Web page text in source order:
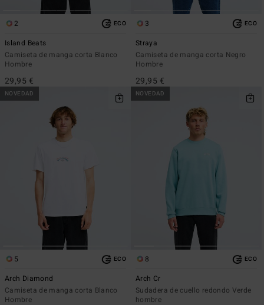
2 ECO
Island Beats
Camiseta de manga corta Blanco
Hombre
29,95 €
3 ECO
Straya
Camiseta de manga corta Negro
Hombre
29,95 €
NOVEDAD
5 ECO
Arch Diamond
Camiseta de manga corta Blanco
Hombre
NOVEDAD
8 ECO
Arch Cr
Sudadera de cuello redondo Verde
hombre